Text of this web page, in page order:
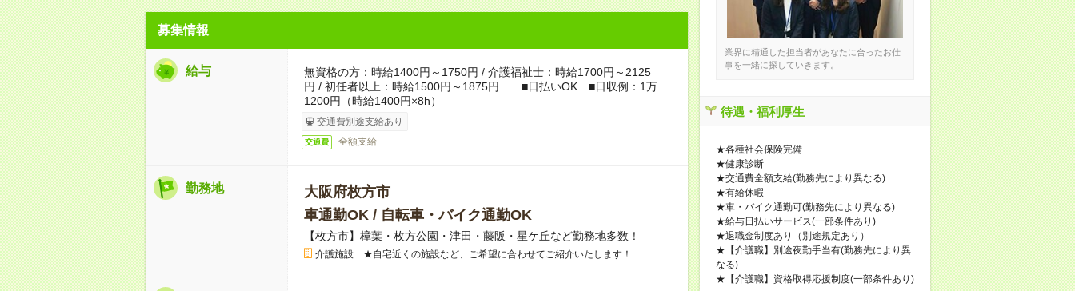
募集情報
給与
無資格の方：時給1400円～1750円 / 介護福祉士：時給1700円～2125
円 / 初任者以上：時給1500円～1875円 ■日払いOK ■日収例：1万
1200円（時給1400円×8h）
交通費別途支給あり
交通費 全額支給
勤務地
大阪府枚方市
車通勤OK / 自転車・バイク通勤OK
【枚方市】樟葉・枚方公園・津田・藤阪・星ケ丘など勤務地多数！
介護施設 ★自宅近くの施設など、ご希望に合わせてご紹介いたします！
業界に精通した担当者があなたに合ったお仕
事を一緒に探していきます。
待遇・福利厚生
★各種社会保険完備
★健康診断
★交通費全額支給(勤務先により異なる)
★有給休暇
★車・バイク通勤可(勤務先により異なる)
★給与日払いサービス(一部条件あり)
★退職金制度あり（別途規定あり）
★【介護職】別途夜勤手当有(勤務先により異
なる)
★【介護職】資格取得応援制度(一部条件あり)